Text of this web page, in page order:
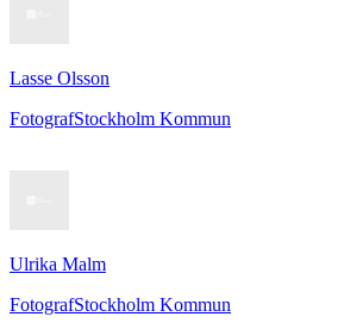
Lasse Olsson
FotografStockholm Kommun
Ulrika Malm
FotografStockholm Kommun